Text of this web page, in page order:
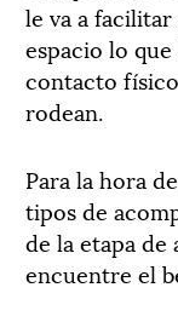
le va a
espacio lo
contacto
rodean.
Para la hora
tipos de
de la etapa de
encuentre el